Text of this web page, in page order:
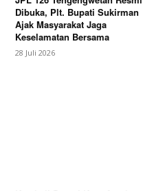
Dibuka, Plt. Bupati Sukirman
Ajak Masyarakat Jaga
Keselamatan Bersama
28 Juli 2026